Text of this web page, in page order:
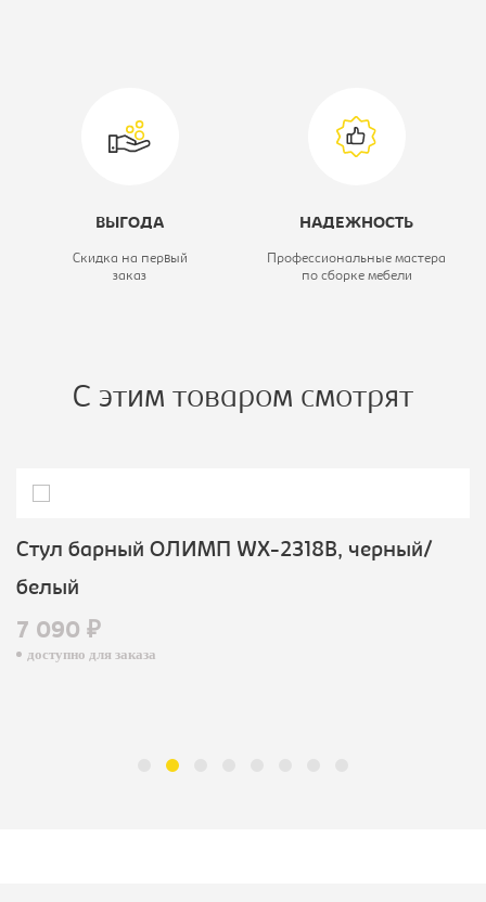
ВЫГОДА
Скидка на первый
заказ
НАДЕЖНОСТЬ
Профессиональные мастера
по сборке мебели
С этим товаром смотрят
Стул барный ОЛИМП WX-2318B, черный/
белый
7 090 ₽
доступно для заказа